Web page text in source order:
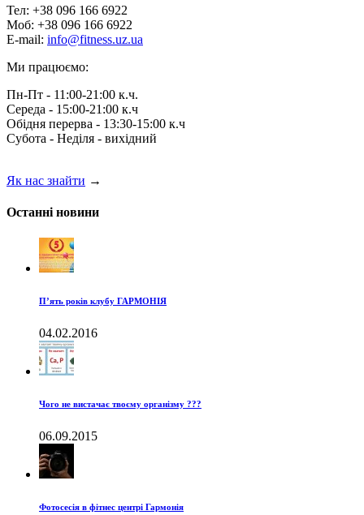
Тел: +38 096 166 6922
Моб: +38 096 166 6922
E-mail: info@fitness.uz.ua
Ми працюємо:
Пн-Пт - 11:00-21:00 к.ч.
Середа - 15:00-21:00 к.ч
Обідня перерва - 13:30-15:00 к.ч
Субота - Неділя - вихідний
Як нас знайти →
Останні новини
П’ять років клубу ГАРМОНІЯ
04.02.2016
Чого не вистачає твоєму організму ???
06.09.2015
Фотосесія в фітнес центрі Гармонія